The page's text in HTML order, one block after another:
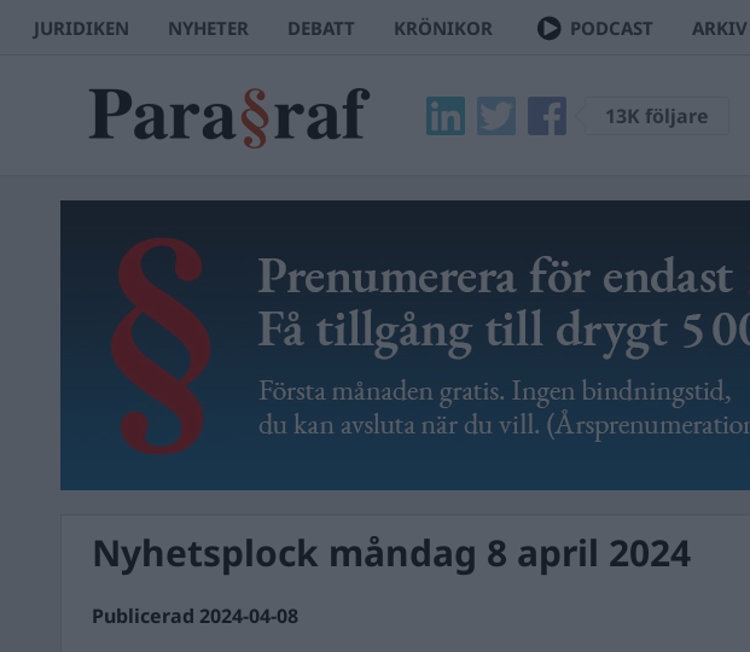
JURIDIKEN NYHETER DEBATT KRÖNIKOR PODCAST ARKIV
13K följare
Nyhetsplock måndag 8 april 2024
Publicerad 2024-04-08